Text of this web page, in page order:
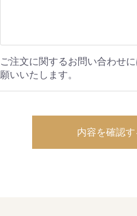
ご注文に関するお問い合わせ
願いいたします。